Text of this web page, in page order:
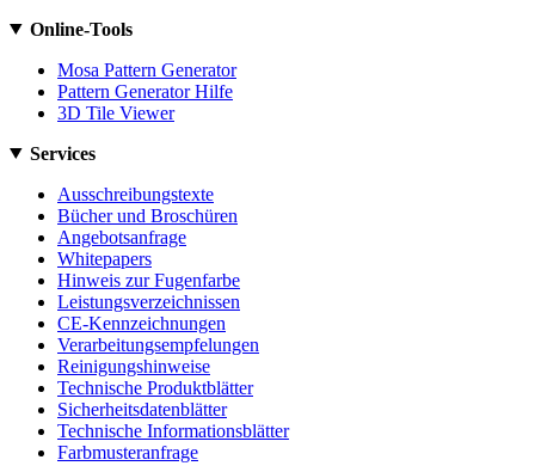
Online-Tools
Mosa Pattern Generator
Pattern Generator Hilfe
3D Tile Viewer
Services
Ausschreibungstexte
Bücher und Broschüren
Angebotsanfrage
Whitepapers
Hinweis zur Fugenfarbe
Leistungsverzeichnissen
CE-Kennzeichnungen
Verarbeitungsempfelungen
Reinigungshinweise
Technische Produktblätter
Sicherheitsdatenblätter
Technische Informationsblätter
Farbmusteranfrage